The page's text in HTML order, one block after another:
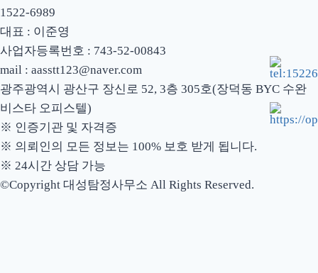
1522-6989
대표 : 이준영
사업자등록번호 : 743-52-00843
mail : aasstt123@naver.com
광주광역시 광산구 장신로 52, 3층 305호(장덕동 BYC 수완
비스타 오피스텔)
※ 인증기관 및 자격증
※ 의뢰인의 모든 정보는 100% 보호 받게 됩니다.
※ 24시간 상담 가능
©Copyright 대성탐정사무소 All Rights Reserved.